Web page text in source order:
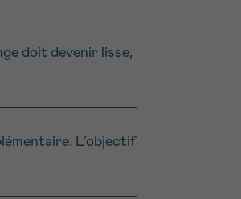
doit devenir lisse,
L’objectif